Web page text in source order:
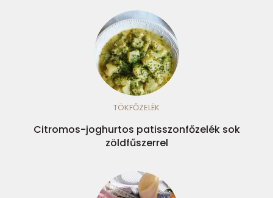
TÖKFŐZELÉK
Citromos-joghurtos patisszonfőzelék sok
zöldfűszerrel